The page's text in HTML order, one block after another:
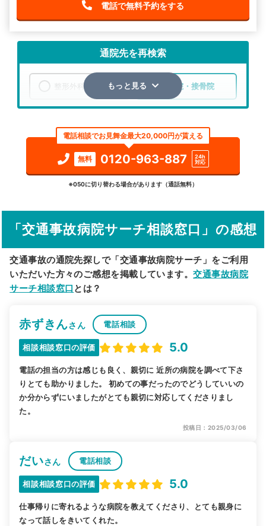
電話で無料予約をする
通院先を再検索
整形外科 整骨院・接骨院
検索する
詳細条件で絞り込む
駅から探す 院名から探す
もっと見る
電話相談でお見舞金最大20,000円が貰える
無料 0120-963-887
24h
対応
※050に切り替わる場合があります（通話無料）
「交通事故病院サーチ相談窓口」の感想
交通事故の通院先探しで「交通事故病院サーチ」をご利用
いただいた方々のご感想を掲載しています。交通事故病院
サーチ相談窓口 とは？
赤ずきんさん 電話相談
相談相談窓口の評価 5.0
電話の担当の方は感じも良く、親切に 近所の病院を調べて下さ
りとても助かりました。 初めての事だったのでどうしていいの
か分からずにいましたがとても親切に対応してくださりまし
た。
投稿日：2025/03/06
だいさん 電話相談
相談相談窓口の評価 5.0
仕事帰りに寄れるような病院を教えてくださり、とても親身に
なって話しをきいてくれた。